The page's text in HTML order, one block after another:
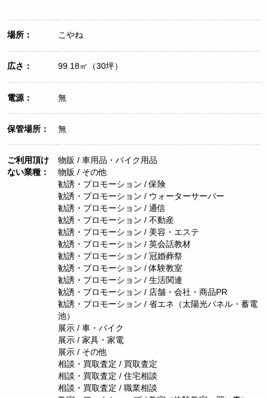
場所： こやね
広さ： 99.18㎡（30坪）
電源： 無
保管場所： 無
ご利用頂け
ない業種：
物販 / 車用品・バイク用品
物販 / その他
勧誘・プロモーション / 保険
勧誘・プロモーション / ウォーターサーバー
勧誘・プロモーション / 通信
勧誘・プロモーション / 不動産
勧誘・プロモーション / 美容・エステ
勧誘・プロモーション / 英会話教材
勧誘・プロモーション / 冠婚葬祭
勧誘・プロモーション / 体験教室
勧誘・プロモーション / 生活関連
勧誘・プロモーション / 店舗・会社・商品PR
勧誘・プロモーション / 省エネ（太陽光パネル・蓄電
池）
展示 / 車・バイク
展示 / 家具・家電
展示 / その他
相談・買取査定 / 買取査定
相談・買取査定 / 住宅相談
相談・買取査定 / 職業相談